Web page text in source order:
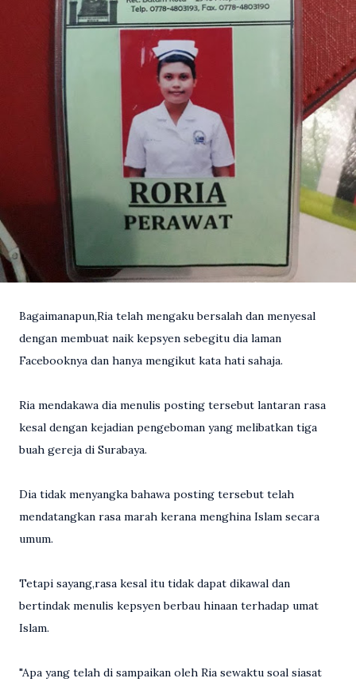
Bagaimanapun,Ria telah mengaku bersalah dan menyesal
dengan membuat naik kepsyen sebegitu dia laman
Facebooknya dan hanya mengikut kata hati sahaja.
Ria mendakawa dia menulis posting tersebut lantaran rasa
kesal dengan kejadian pengeboman yang melibatkan tiga
buah gereja di Surabaya.
Dia tidak menyangka bahawa posting tersebut telah
mendatangkan rasa marah kerana menghina Islam secara
umum.
Tetapi sayang,rasa kesal itu tidak dapat dikawal dan
bertindak menulis kepsyen berbau hinaan terhadap umat
Islam.
"Apa yang telah di sampaikan oleh Ria sewaktu soal siasat